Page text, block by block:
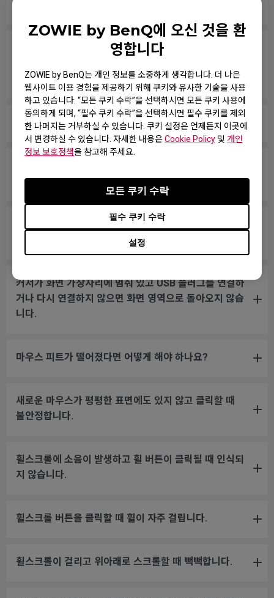
ZOWIE by BenQ에 오신 것을 환
영합니다
ZOWIE by BenQ는 개인 정보를 소중하게 생각합니다. 더 나은
웹사이트 이용 경험을 제공하기 위해 쿠키와 유사한 기술을 사용
하고 있습니다. “모든 쿠키 수락”을 선택하시면 모든 쿠키 사용에
동의하게 되며, “필수 쿠키 수락”을 선택하시면 필수 쿠키를 제외
한 나머지는 거부하실 수 있습니다. 쿠키 설정은 언제든지 이곳에
서 변경하실 수 있습니다. 자세한 내용은Cookie Policy 및 개인
정보 보호정책을 참고해 주세요.
설정
필수 쿠키 수락
모든 쿠키 수락
게임에서 휠스크롤을 점프에 할당했는데, 휠을 만지지 않
위로 점프합니다.
마우스 버튼이 계속 누르고 있는 상태처럼 작동합니다.
납니다.
내 마우스가 PC에서 인식되지 않습니다. 메시지에는 "알
수 없는 USB-장치"라고 표시됩니다.
커서가 화면 가장자리에 멈춰 있고 USB 플러그를 연결하
거나 다시 연결하지 않으면 화면 영역으로 돌아오지 않습
니다.
마우스 피트가 떨어졌다면 어떻게 해야 하나요?
새로운 마우스가 평평한 표면에도 있지 않고 클릭할 때
불안정합니다.
휠스크롤에 소음이 발생하고 휠 버튼이 클릭될 때 인식되
지 않습니다.
휠스크롤 버튼을 클릭할 때 휠이 자주 걸립니다.
휠스크롤이 걸리고 위아래로 스크롤할 때 뻑뻑합니다.